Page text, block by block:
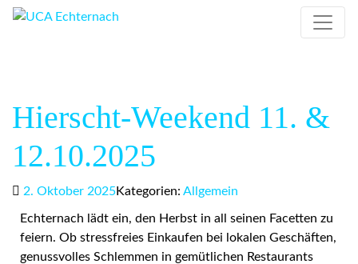
Hierscht-Weekend 11. &
12.10.2025
2. Oktober 2025Kategorien: Allgemein
Echternach lädt ein, den Herbst in all seinen Facetten zu
feiern. Ob stressfreies Einkaufen bei lokalen Geschäften,
genussvolles Schlemmen in gemütlichen Restaurants